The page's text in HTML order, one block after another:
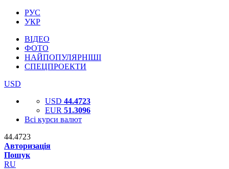
РУС
УКР
ВІДЕО
ФОТО
НАЙПОПУЛЯРНІШІ
СПЕЦПРОЕКТИ
USD
USD 44.4723
EUR 51.3096
Всі курси валют
44.4723
Авторизація
Пошук
RU